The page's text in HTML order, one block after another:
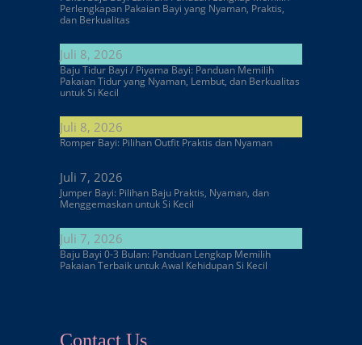
Perlengkapan Pakaian Bayi yang Nyaman, Praktis,
dan Berkualitas
Juli 8, 2026
Baju Tidur Bayi / Piyama Bayi: Panduan Memilih
Pakaian Tidur yang Nyaman, Lembut, dan Berkualitas
untuk Si Kecil
Juli 8, 2026
Romper Bayi: Pilihan Outfit Praktis dan Nyaman
Juli 7, 2026
Jumper Bayi: Pilihan Baju Praktis, Nyaman, dan
Menggemaskan untuk Si Kecil
Juli 7, 2026
Baju Bayi 0-3 Bulan: Panduan Lengkap Memilih
Pakaian Terbaik untuk Awal Kehidupan Si Kecil
Contact Us